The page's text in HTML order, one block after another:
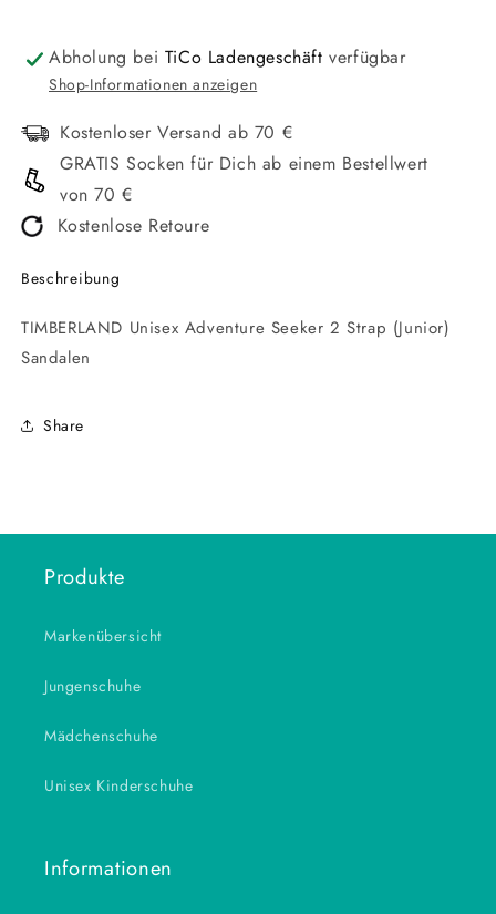
Abholung bei TiCo Ladengeschäft verfügbar
Shop-Informationen anzeigen
Kostenloser Versand ab 70 €
GRATIS Socken für Dich ab einem Bestellwert
von 70 €
Kostenlose Retoure
Beschreibung
TIMBERLAND Unisex Adventure Seeker 2 Strap (Junior)
Sandalen
Share
Produkte
Markenübersicht
Jungenschuhe
Mädchenschuhe
Unisex Kinderschuhe
Informationen